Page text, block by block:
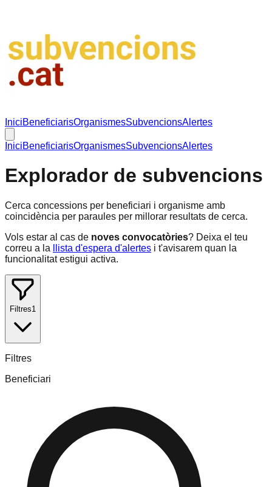
IniciBeneficiarisOrganismesSubvencionsAlertes
IniciBeneficiarisOrganismesSubvencionsAlertes
Explorador de subvencions
Cerca concessions per beneficiari i organisme amb
coincidència per paraules per millorar resultats de cerca.
Vols estar al cas de noves convocatòries? Deixa el teu
correu a la
llista d'espera d'alertes i t'avisarem quan la
funcionalitat estigui activa.
Filtres1
Filtres
Beneficiari